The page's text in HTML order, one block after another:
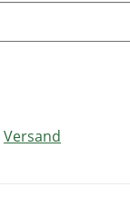
Versand